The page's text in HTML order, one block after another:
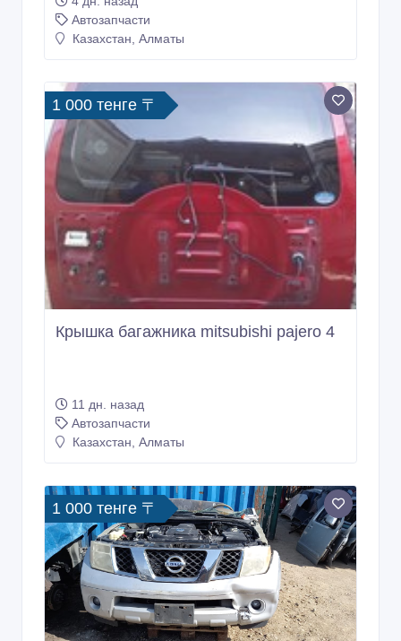
Автозапчасти
Казахстан, Алматы
1 000 тенге 〒
Крышка багажника mitsubishi pajero 4
11 дн. назад
Автозапчасти
Казахстан, Алматы
1 000 тенге 〒